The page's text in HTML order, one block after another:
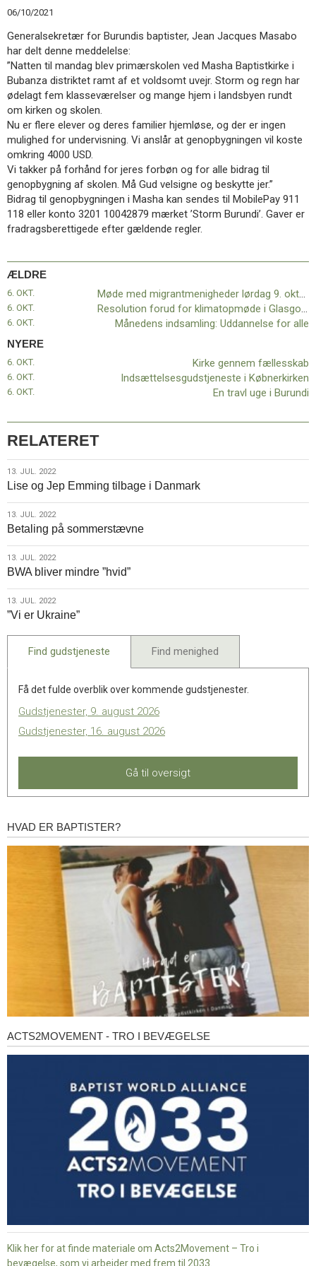
11.0:
Kalender
13.0:
Værktøjskassen
14.0:
Mission
15.0:
Om
BaptistKirken
16.0:
Kontakt
Næste
indlæg:
gennem
fællesskab Forrige
indlæg:
Møde
med
migrantmenigheder
oktober
er
aflyst
06/10/2021
Generalsekretær for Burundis baptister, Jean Jacques Masabo
har delt denne meddelelse:
”Natten til mandag blev primærskolen ved Masha Baptistkirke i
Bubanza distriktet ramt af et voldsomt uvejr. Storm og regn har
ødelagt fem klasseværelser og mange hjem i landsbyen rundt
om kirken og skolen.
Nu er flere elever og deres familier hjemløse, og der er ingen
mulighed for undervisning. Vi anslår at genopbygningen vil koste
omkring 4000 USD.
Vi takker på forhånd for jeres forbøn og for alle bidrag til
genopbygning af skolen. Må Gud velsigne og beskytte jer.”
Bidrag til genopbygningen i Masha kan sendes til MobilePay 911
118 eller konto 3201 10042879 mærket ’Storm Burundi’. Gaver er
fradragsberettigede efter gældende regler.
ÆLDRE
6. OKT. Møde med migrantmenigheder lørdag 9. oktober er aflyst
6. OKT. Resolution forud for klimatopmøde i Glasgow - COP26
6. OKT. Månedens indsamling: Uddannelse for alle
NYERE
Kirke gennem fællesskab
6. OKT.
Indsættelsesgudstjeneste i Købnerkirken
6. OKT.
En travl uge i Burundi
6. OKT.
RELATERET
13.
jul.
2022
13. JUL. 2022
Lise og Jep Emming tilbage i Danmark
13.
jul.
2022
13. JUL. 2022
Betaling på sommerstævne
13.
jul.
2022
13. JUL. 2022
BWA bliver mindre ”hvid”
13.
jul.
2022
13. JUL. 2022
”Vi er Ukraine”
Find gudstjeneste Find menighed
Få det fulde overblik over kommende gudstjenester.
Gudstjenester, 9. august 2026
Gudstjenester, 16. august 2026
Gå til oversigt
Hvad
er
HVAD ER BAPTISTER?
Acts2Movement
ACTS2MOVEMENT - TRO I BEVÆGELSE
Klik her for at finde materiale om Acts2Movement – Tro i
bevægelse, som vi arbejder med frem til 2033.